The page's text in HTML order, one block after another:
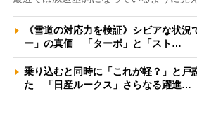
《雪道の対応力を検証》シビアな状況
ー」の真価 「ターボ」と「スト…
乗り込むと同時に「これが軽？」と戸
た 「日産ルークス」さらなる躍進…